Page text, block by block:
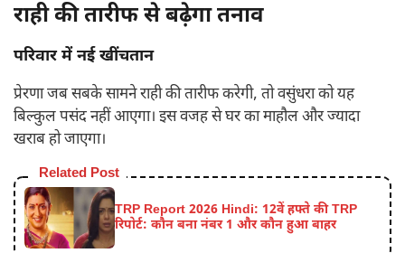
राही की तारीफ से बढ़ेगा तनाव
परिवार में नई खींचतान
प्रेरणा जब सबके सामने राही की तारीफ करेगी, तो वसुंधरा को यह
बिल्कुल पसंद नहीं आएगा। इस वजह से घर का माहौल और ज्यादा
खराब हो जाएगा।
Related Post
TRP Report 2026 Hindi: 12वें हफ्ते की TRP
रिपोर्ट: कौन बना नंबर 1 और कौन हुआ बाहर